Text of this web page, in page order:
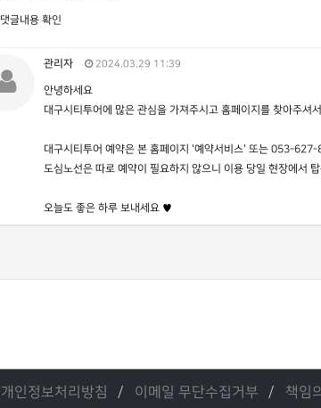
댓글내용 확인
관리자 2024.03.29 11:39
안녕하세요
대구시티투어에 많은 관심을 가져주시고 홈페이지를 찾아주셔
대구시티투어 예약은 본 홈페이지 '예약서비스' 또는 053-
도심노선은 따로 예약이 필요하지 않으니 이용 당일 현장에서
오늘도 좋은 하루 보내세요 ♥
개인정보처리방침 이메일 무단수집거부 책임